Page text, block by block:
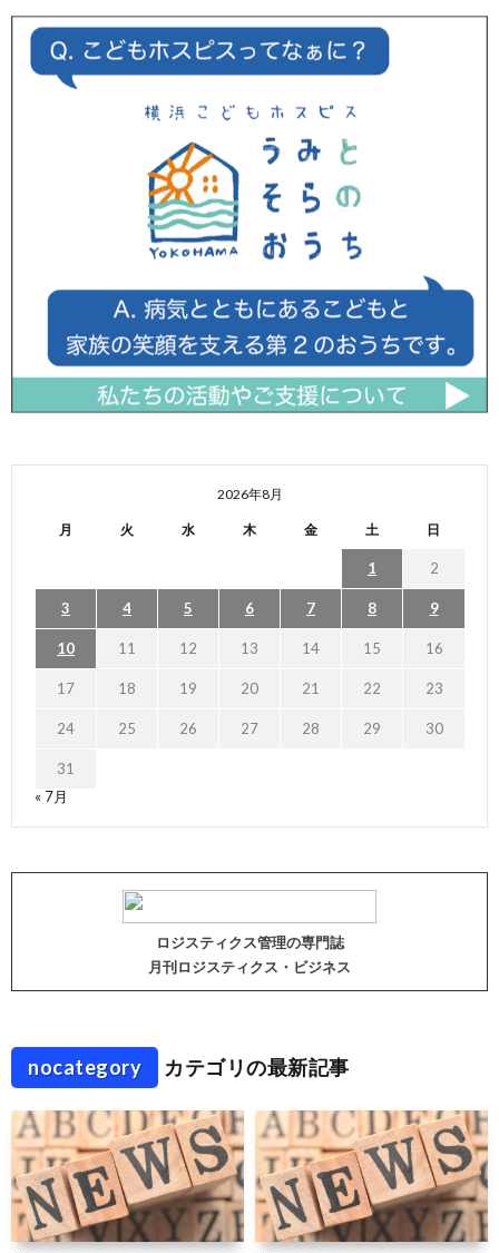
2026年8月
月 火 水 木 金 土 日
1 2
3 4 5 6 7 8 9
10 11 12 13 14 15 16
17 18 19 20 21 22 23
24 25 26 27 28 29 30
31
« 7月
ロジスティクス管理の専門誌
月刊ロジスティクス・ビジネス
nocategory カテゴリの最新記事